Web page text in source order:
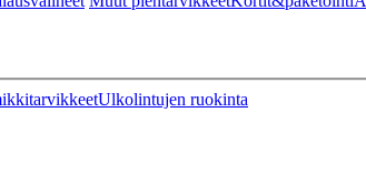
Ulkolintujen ruokinta